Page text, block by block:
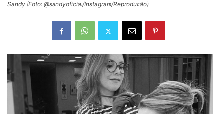
Sandy (Foto: @sandyoficial/Instagram/Reprodução)